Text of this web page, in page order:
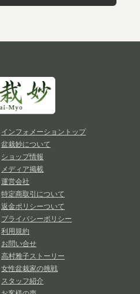
インフォメーショントップ
盆栽妙について
ショップ情報
メディア掲載
運営会社
特定商取引について
返金ポリシーついて
プライバシーポリシー
利用規約
お問い合せ
高村雅子ストーリー
女性盆栽家の挑戦
スタッフ紹介